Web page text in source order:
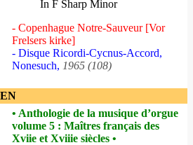
In F Sharp Minor
- Copenhague Notre-Sauveur [Vor
Frelsers kirke]
- Disque Ricordi-Cycnus-Accord,
Nonesuch, 1965 (108)
• Anthologie de la musique d’orgue
volume 5 : Maîtres français des
Xviie et Xviiie siècles •